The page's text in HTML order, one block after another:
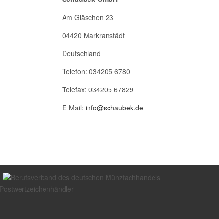
Am Gläschen 23
04420 Markranstädt
Deutschland
Telefon: 034205 6780
Telefax: 034205 67829
E-Mail: info@schaubek.de